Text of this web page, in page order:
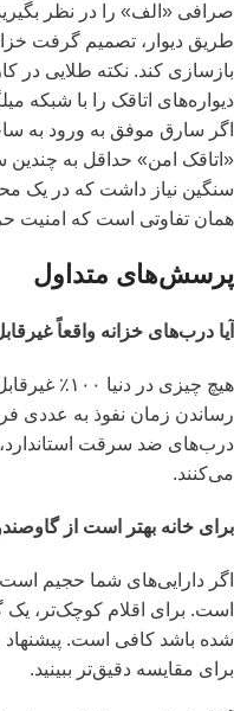
صرافی «الف» را در نظر
طریق دیوار، تصمیم گرفت
بازسازی کند. نکته طلایی در
دیواره‌های اتاقک را با شبکه
اگر سارق موفق به ورود به
«اتاقک امن» حداقل به
سنگین نیاز داشت که در یک
همان تفاوتی است که امنیت
پرسش‌های متداول
آیا درب‌های خزانه واقعاً
هیچ چیزی در
رساندن زمان نفوذ به عددی
درب‌های ضد سرقت استاندارد،
می‌کنند.
برای خانه بهتر است از
اگر دارایی‌های شما حجیم است
است. برای اقلام کوچک‌تر، یک
شده باشد کافی است. پیشنهاد
برای مقایسه دقیق‌تر ببینید.